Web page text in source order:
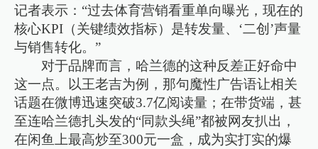
记者表示：“过去体育营销看重单向曝光，现在的
核心KPI（关键绩效指标）是转发量、‘二创’声量
与销售转化。”
对于品牌而言，哈兰德的这种反差正好命中
这一点。以王老吉为例，那句魔性广告语让相关
话题在微博迅速突破3.7亿阅读量；在带货端，甚
至连哈兰德扎头发的“同款头绳”都被网友扒出，
在闲鱼上最高炒至300元一盒，成为实打实的爆